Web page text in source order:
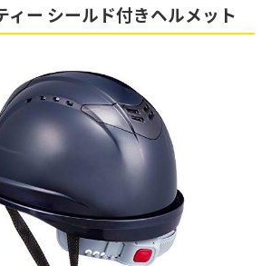
ィー シールド付きヘルメット